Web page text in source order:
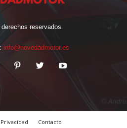
reservados
info@novedadmotor.es
Contacto